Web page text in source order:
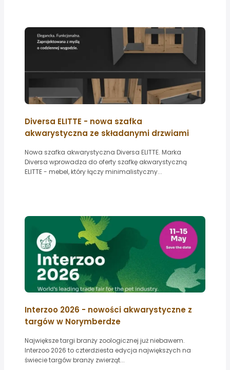
Diversa ELITTE - nowa szafka
akwarystyczna ze składanymi drzwiami
Nowa szafka akwarystyczna Diversa ELITTE. Marka
Diversa wprowadza do oferty szafkę akwarystyczną
ELITTE - mebel, który łączy minimalistyczny...
Interzoo 2026 - nowości akwarystyczne z
targów w Norymberdze
Największe targi branży zoologicznej już niebawem.
Interzoo 2026 to czterdziesta edycja największych na
świecie targów branży zwierząt...